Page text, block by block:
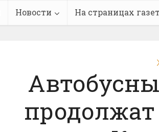
Новости На страницах